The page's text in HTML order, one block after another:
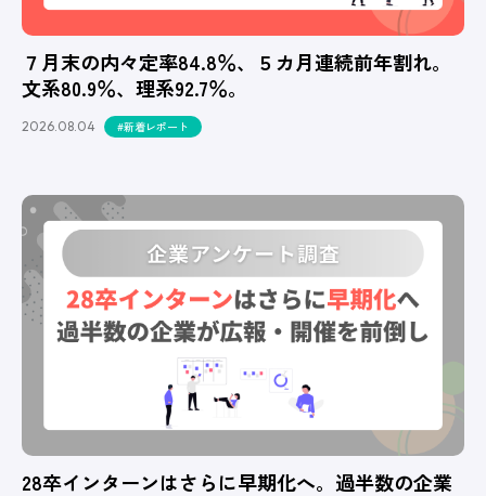
７月末の内々定率84.8％、５カ月連続前年割れ。
文系80.9％、理系92.7％。
2026.08.04 #新着レポート
28卒インターンはさらに早期化へ。過半数の企業